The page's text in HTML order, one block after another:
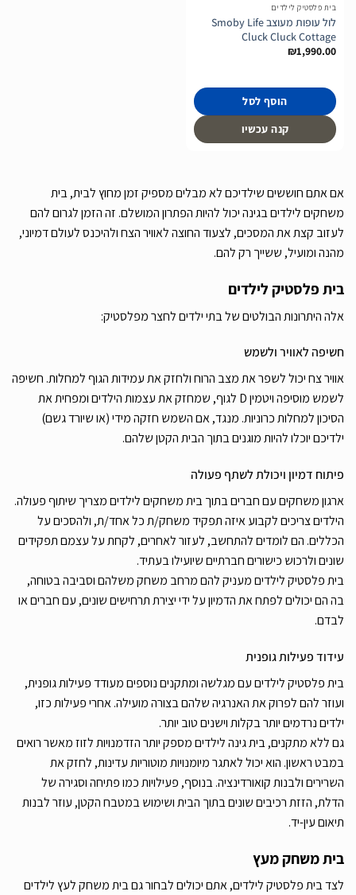
בית פלסטיק לילדים
לול עופות מעוצב Smoby Life
Cluck Cluck Cottage
₪1,990.00
הוסף לסל
קנה עכשיו
אם אתם חוששים שילדיכם לא מבלים מספיק זמן מחוץ לבית, בית
משחקים לילדים בגינה יכול להיות הפתרון המושלם. זה הזמן לגרום להם
לעזוב קצת את המסכים, לצעוד החוצה לאוויר הצח ולהיכנס לעולם דמיוני,
מהנה ומועיל, ששייך רק להם.
בית פלסטיק לילדים
אלה היתרונות הבולטים של בתי ילדים לחצר מפלסטיק:
חשיפה לאוויר ולשמש
אוויר צח יכול לשפר את מצב הרוח ולחזק את עמידות הגוף למחלות. חשיפה
לשמש מוסיפה ויטמין D לגוף, שמחזק את עצמות הילדים ומפחית את
הסיכון למחלות כרוניות. מנגד, אם השמש חזקה מידי (או שיורד גשם)
ילדיכם יוכלו להיות מוגנים בתוך הבית הקטן שלהם.
פיתוח דמיון ויכולת לשתף פעולה
ארגון משחקים עם חברים בתוך בית משחקים לילדים מצריך שיתוף פעולה.
הילדים צריכים לקבוע איזה תפקיד משחק/ת כל אחד/ת, ולהסכים על
הכללים. הם לומדים להתחשב, לעזור לאחרים, לקחת על עצמם תפקידים
שונים ולרכוש כישורים חברתיים שיועילו בעתיד.
בית פלסטיק לילדים מעניק להם מרחב משחק משלהם וסביבה בטוחה,
בה הם יכולים לפתח את הדמיון על ידי יצירת תרחישים שונים, עם חברים או
לבדם.
עידוד פעילות גופנית
בית פלסטיק לילדים עם מגלשה ומתקנים נוספים מעודד פעילות גופנית,
ועוזר להם לפרוק את האנרגיה שלהם בצורה מועילה. אחרי פעילות כזו,
ילדים נרדמים יותר בקלות וישנים טוב יותר.
גם ללא מתקנים, בית גינה לילדים מספק יותר הזדמנויות לזוז מאשר רואים
במבט ראשון. הוא יכול לאתגר מיומנויות מוטוריות עדינות, לחזק את
השרירים ולבנות קואורדינציה. בנוסף, פעילויות כמו פתיחה וסגירה של
הדלת, הזזת רכיבים שונים בתוך הבית ושימוש במטבח הקטן, עוזר לבנות
תיאום עין-יד.
בית משחק מעץ
לצד בית פלסטיק לילדים, אתם יכולים לבחור גם בית משחק לעץ לילדים